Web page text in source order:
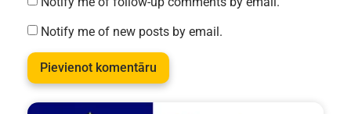
Notify me of new posts by email.